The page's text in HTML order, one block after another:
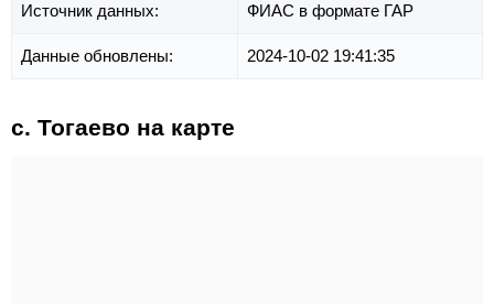
Источник данных: ФИАС в формате ГАР
Данные обновлены: 2024-10-02 19:41:35
с. Тогаево на карте